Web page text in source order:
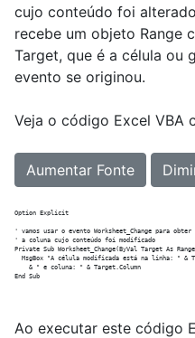
cujo conteúdo foi
recebe um objeto Range
Target, que é a célula ou
evento se originou.
Veja o código Excel VBA
Aumentar Fonte
Option Explicit
' vamos usar o evento Worksheet_Change para
' a coluna cujo conteúdo foi modificado
Private Sub Worksheet_Change(ByVal Target As
MsgBox "A célula modificada está na linha: " &
    & " e coluna: " & Target.Column
Ao executar este código